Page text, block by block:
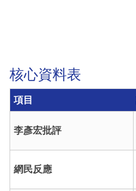
核心資料表
項目
李彥宏批評
網民反應